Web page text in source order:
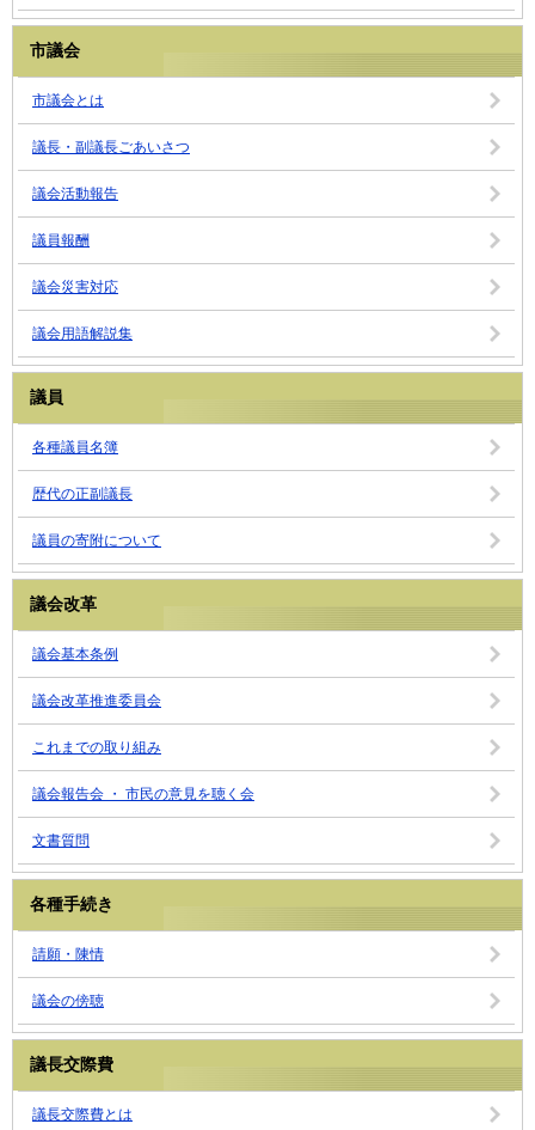
市議会
市議会とは
議長・副議長ごあいさつ
議会活動報告
議員報酬
議会災害対応
議会用語解説集
議員
各種議員名簿
歴代の正副議長
議員の寄附について
議会改革
議会基本条例
議会改革推進委員会
これまでの取り組み
議会報告会 ・ 市民の意見を聴く会
文書質問
各種手続き
請願・陳情
議会の傍聴
議長交際費
議長交際費とは